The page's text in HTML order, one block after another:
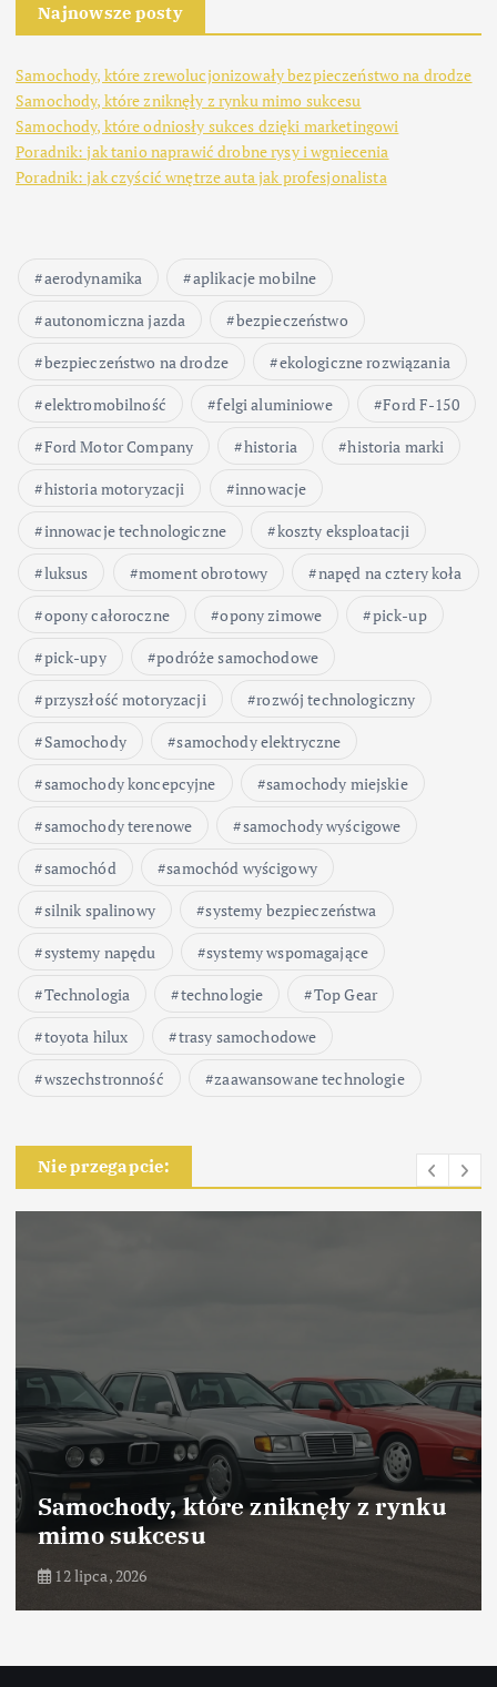
Najnowsze posty
Samochody, które zrewolucjonizowały bezpieczeństwo na drodze
Samochody, które zniknęły z rynku mimo sukcesu
Samochody, które odniosły sukces dzięki marketingowi
Poradnik: jak tanio naprawić drobne rysy i wgniecenia
Poradnik: jak czyścić wnętrze auta jak profesjonalista
aerodynamika
aplikacje mobilne
autonomiczna jazda
bezpieczeństwo
bezpieczeństwo na drodze
ekologiczne rozwiązania
elektromobilność
felgi aluminiowe
Ford F-150
Ford Motor Company
historia
historia marki
historia motoryzacji
innowacje
innowacje technologiczne
koszty eksploatacji
luksus
moment obrotowy
napęd na cztery koła
opony całoroczne
opony zimowe
pick-up
pick-upy
podróże samochodowe
przyszłość motoryzacji
rozwój technologiczny
Samochody
samochody elektryczne
samochody koncepcyjne
samochody miejskie
samochody terenowe
samochody wyścigowe
samochód
samochód wyścigowy
silnik spalinowy
systemy bezpieczeństwa
systemy napędu
systemy wspomagające
Technologia
technologie
Top Gear
toyota hilux
trasy samochodowe
wszechstronność
zaawansowane technologie
Nie przegapcie:
Samochody, które zniknęły z rynku
mimo sukcesu
12 lipca, 2026